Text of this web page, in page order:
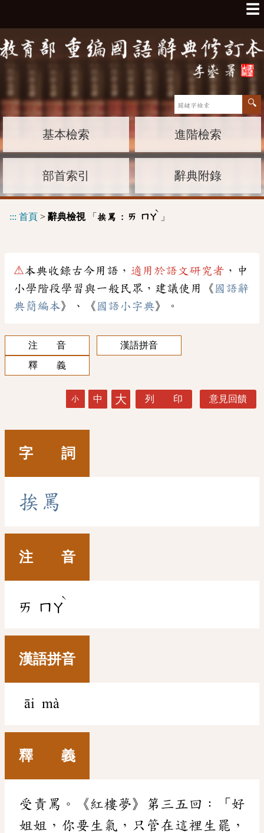
☰
基本檢索 進階檢索
部首索引 辭典附錄
::: 首頁 > 辭典檢視「 挨罵 : ㄞ ㄇㄚ
ˋ
」
⚠本典收錄古今用語， 適用於語文研究者 ，中
小學階段學習與一般民眾，建議使用《 國語辭
典簡編本》、《 國語小字典》。
注 音
漢語拼音
釋 義
小 中 大 列 印 意見回饋
字 詞
挨 罵
注 音
ㄞ ㄇㄚ
ˋ
漢語拼音
āi mà
釋 義
受責罵。《紅樓夢》第三五回：「好
姐姐，你要生氣，只管在這裡生罷，